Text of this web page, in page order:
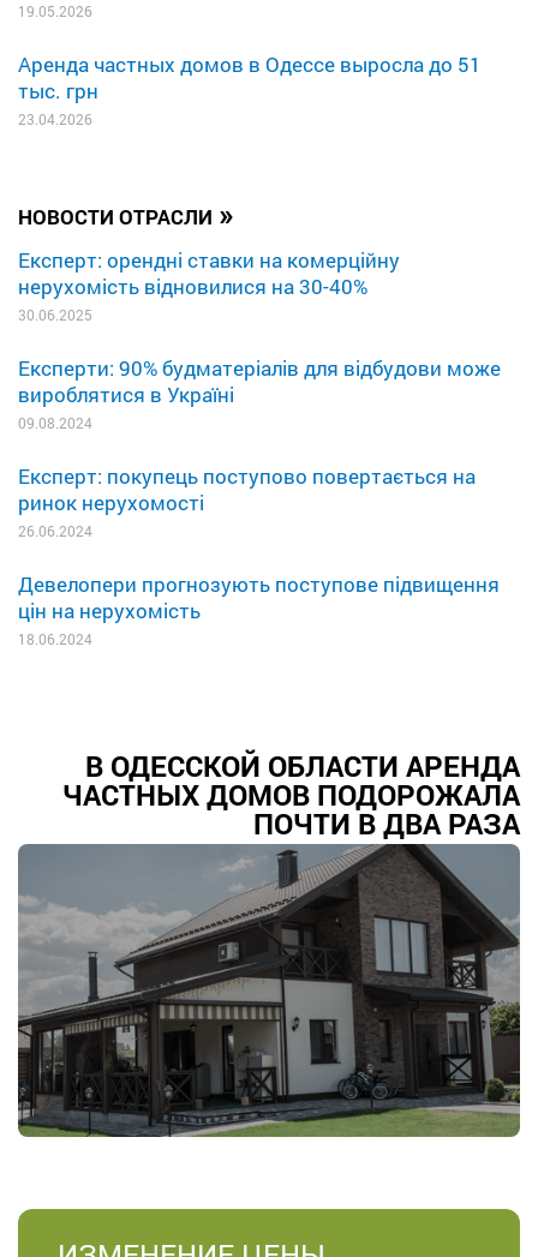
НОВОСТИ ОТРАСЛИ »
Експерт: орендні ставки на комерційну
нерухомість відновилися на 30-40%
30.06.2025
Експерти: 90% будматеріалів для відбудови може
вироблятися в Україні
09.08.2024
Експерт: покупець поступово повертається на
ринок нерухомості
26.06.2024
Девелопери прогнозують поступове підвищення
цін на нерухомість
18.06.2024
19.05.2026
Аренда частных домов в Одессе выросла до 51
тыс. грн
23.04.2026
В ОДЕССКОЙ ОБЛАСТИ АРЕНДА
ЧАСТНЫХ ДОМОВ ПОДОРОЖАЛА
ПОЧТИ В ДВА РАЗА